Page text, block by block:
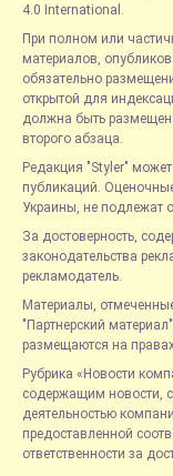
4.0 International.
При полном или
материалов,
обязательно
открытой для
должна быть
второго абзаца.
Редакция "Styler"
публикаций.
Украины, не подлежат
За достоверность,
законодательства
рекламодатель.
Материалы,
"Партнерский
размещаются на
Рубрика «Новости
содержащим новости,
деятельностью
предоставленной
ответственности за